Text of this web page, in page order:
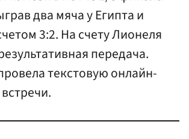
два мяча у Египта и
3:2. На счету Лионеля
передача.
текстовую онлайн-